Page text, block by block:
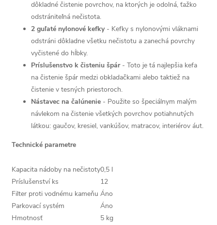
dôkladné čistenie povrchov, na ktorých je odolná, ťažko
odstrániteľná nečistota.
2 guľaté nylonové kefky- Kefky s nylonovými vláknami
odstráni dôkladne všetku nečistotu a zanechá povrchy
vyčistené do hĺbky.
Príslušenstvo k čisteniu špár- Toto je tá najlepšia kefa
na čistenie špár medzi obkladačkami alebo taktiež na
čistenie v tesných priestoroch.
Nástavec na čalúnenie - Použite so špeciálnym malým
návlekom na čistenie všetkých povrchov potiahnutých
látkou: gaučov, kresiel, vankúšov, matracov, interiérov áut.
Technické parametre
Kapacita nádoby na nečistoty0,5 l
Príslušenství ks
12
Filter proti vodnému kameňu Áno
Parkovací systém
Áno
Hmotnosť
5 kg